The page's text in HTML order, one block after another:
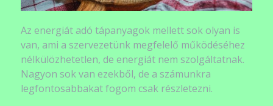
Az energiát adó tápanyagok mellett sok olyan is
van, ami a szervezetünk megfelelő működéséhez
nélkülözhetetlen, de energiát nem szolgáltatnak.
Nagyon sok van ezekből, de a számunkra
legfontosabbakat fogom csak részletezni.